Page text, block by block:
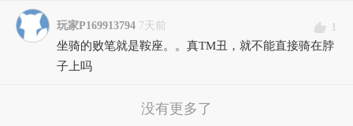
玩家P169913794 7天前
1
坐骑的败笔就是鞍座。。真TM丑，就不能直接骑在脖
子上吗
没有更多了